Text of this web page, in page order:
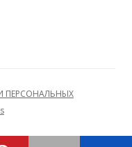
ПЕРСОНАЛЬНЫХ